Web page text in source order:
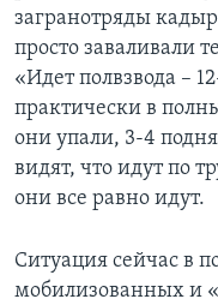
загранотряды
просто заваливали
«Идет полвзвода –
практически в
они упали, 3-4
видят, что идут по
они все равно идут.
Ситуация сейчас в
мобилизованных и